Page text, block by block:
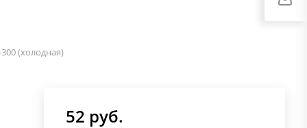
(холодная)
52 руб.